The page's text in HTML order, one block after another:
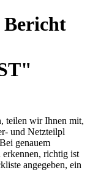
Bericht
teilen wir Ihnen mit,
und Netzteilpl
genauem
richtig ist
angegeben, ein